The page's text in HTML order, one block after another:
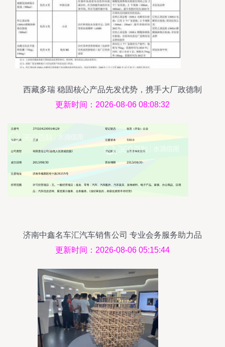
西藏多瑞 稳固核心产品先发优势，携手大厂政德制
药加码儿童与会务业务
更新时间：2026-08-06 08:08:32
济南中鑫名车汇汽车销售公司 专业会务服务助力品
牌升级
更新时间：2026-08-06 05:15:44